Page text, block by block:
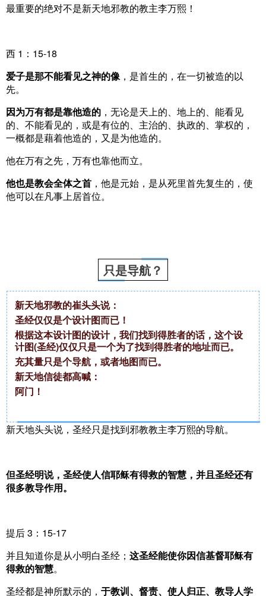
最重要的绝对不是新天地邪教的教主李万熙！
西 1：15-18
爱子是那不能看见之神的像，是首生的，在一切被造的以
先。
因为万有都是靠他造的 ，无论是天上的、地上的、能看见
的、不能看见的，或是有位的、主治的、执政的、掌权的，
一概都是藉着他造的，又是为他造的。
他在万有之先，万有也靠他而立。
他也是教会全体之首 ，他是元始，是从死里首先复生的，使
他可以在凡事上居首位。
只是导航？
新天地邪教的崔头头说：
圣经仅仅是个设计图而已！
根据这本设计图的设计，我们找到得胜者的话，这个设
计图(圣经)仅仅只是一个为了找到得胜者的地址而已。
充其量只是个导航，或者地图而已。
新天地信徒都高喊：
阿门！
新天地头头说，圣经只是找到邪教教主李万熙的导航。
但圣经明说，圣经使人信耶稣有得救的智慧，并且圣经还有
很多教导作用。
提后 3：15-17
并且知道你是从小明白圣经； 这圣经能使你因信基督耶稣有
得救的智慧。
圣经都是神所默示的， 于教训、督责、使人归正、教导人学